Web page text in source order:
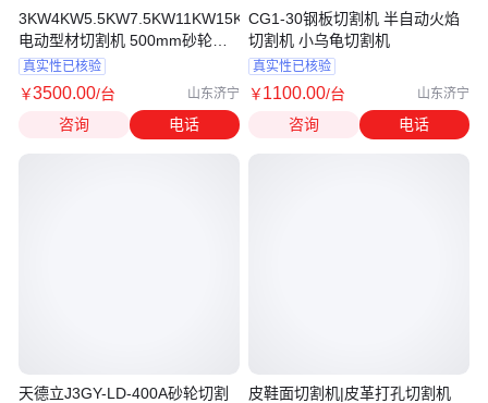
3KW4KW5.5KW7.5KW11KW15KW
电动型材切割机 500mm砂轮无
齿锯
真实性已核验
￥3500.00/台 山东济宁
咨询 电话
天德立J3GY-LD-400A砂轮切割
CG1-30钢板切割机 半自动火焰
切割机 小乌龟切割机
真实性已核验
￥1100.00/台 山东济宁
咨询 电话
皮鞋面切割机|皮革打孔切割机